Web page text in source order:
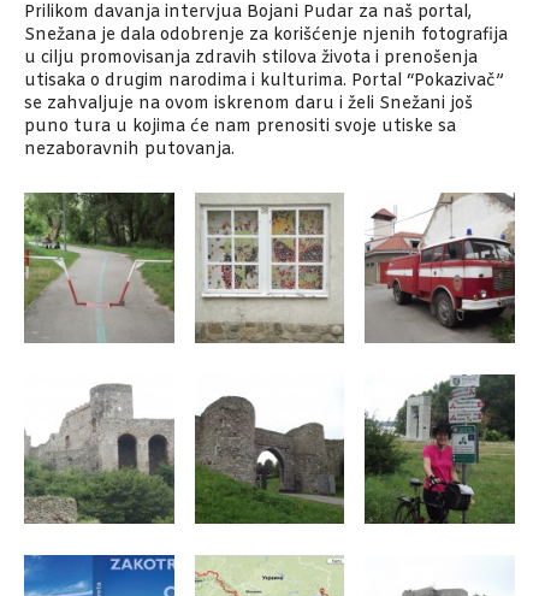
Prilikom davanja intervjua Bojani Pudar za naš portal,
Snežana je dala odobrenje za korišćenje njenih fotografija
u cilju promovisanja zdravih stilova života i prenošenja
utisaka o drugim narodima i kulturima. Portal “Pokazivač”
se zahvaljuje na ovom iskrenom daru i želi Snežani još
puno tura u kojima će nam prenositi svoje utiske sa
nezaboravnih putovanja.